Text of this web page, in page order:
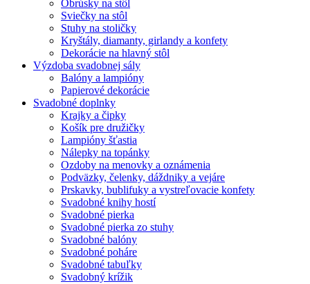
Obrúsky na stôl
Sviečky na stôl
Stuhy na stoličky
Kryštály, diamanty, girlandy a konfety
Dekorácie na hlavný stôl
Výzdoba svadobnej sály
Balóny a lampióny
Papierové dekorácie
Svadobné doplnky
Krajky a čipky
Košík pre družičky
Lampióny šťastia
Nálepky na topánky
Ozdoby na menovky a oznámenia
Podväzky, čelenky, dáždniky a vejáre
Prskavky, bublifuky a vystreľovacie konfety
Svadobné knihy hostí
Svadobné pierka
Svadobné pierka zo stuhy
Svadobné balóny
Svadobné poháre
Svadobné tabuľky
Svadobný krížik